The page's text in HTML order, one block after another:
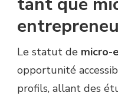
Le statut de micro-
opportunité
profils, allant des